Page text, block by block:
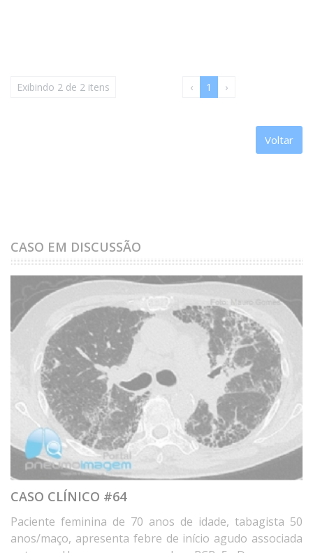
Exibindo 2 de 2 itens ‹ 1 ›
Voltar
CASO EM DISCUSSÃO
CASO CLÍNICO #64
Paciente feminina de 70 anos de idade, tabagista 50
anos/maço, apresenta febre de início agudo associada